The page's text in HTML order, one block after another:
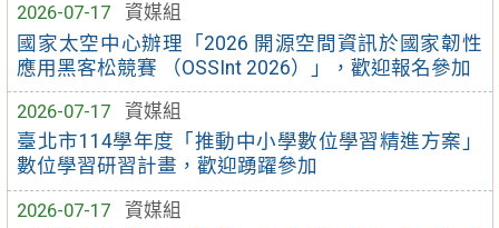
2026-07-17
資媒組
國家太空中心辦理「2026 開源空間資訊於國家韌性
應用黑客松競賽 （OSSInt 2026）」，歡迎報名參加
2026-07-17
資媒組
臺北市114學年度「推動中小學數位學習精進方案」
數位學習研習計畫，歡迎踴躍參加
2026-07-17
資媒組